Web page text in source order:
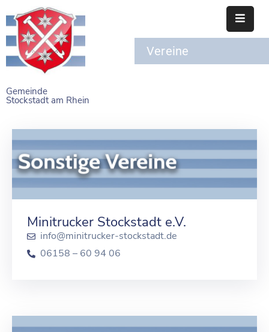
Gemeinde
Stockstadt am Rhein
STARTSEITE
BÜRGERSERVICE
NAHERHOLUNG
FREIZEITEINRICHTUNGEN
VEREINE
Vereine
Minitrucker Stockstadt e.V.
info@minitrucker-stockstadt.de
06158 – 60 94 06